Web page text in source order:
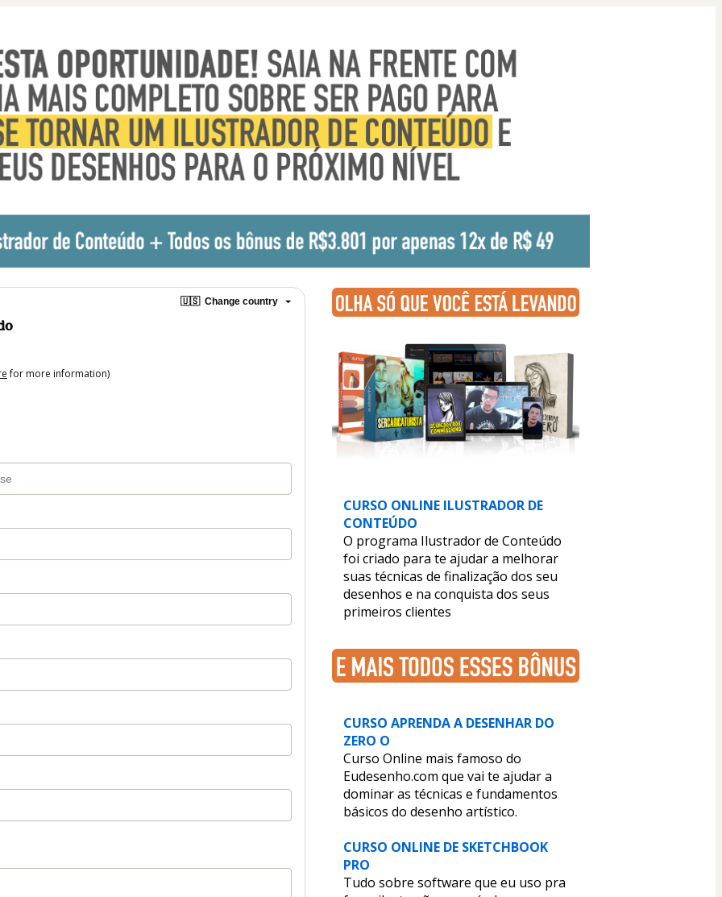
🇺🇸 Change country
for more information)
CURSO ONLINE ILUSTRADOR DE
CONTEÚDO
O programa Ilustrador de Conteúdo
foi criado para te ajudar a melhorar
suas técnicas de finalização dos seu
desenhos e na conquista dos seus
primeiros clientes
CURSO APRENDA A DESENHAR DO
ZERO O
Curso Online mais famoso do
Eudesenho.com que vai te ajudar a
dominar as técnicas e fundamentos
básicos do desenho artístico.
CURSO ONLINE DE SKETCHBOOK
PRO
Tudo sobre software que eu uso pra